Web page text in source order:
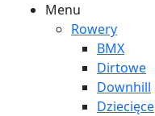
Menu
Rowery
BMX
Dirtowe
Downhill
Dziecięce